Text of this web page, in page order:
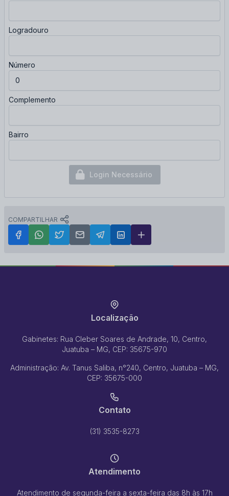
Logradouro
Número
Complemento
Bairro
Login Necessário
COMPARTILHAR
Localização
Gabinetes: Rua Cleber Soares de Andrade, 10, Centro,
Juatuba – MG, CEP: 35675-970
Administração: Av. Tanus Saliba, n°240, Centro, Juatuba – MG,
CEP: 35675-000
Contato
(31) 3535-8273
Atendimento
Atendimento de segunda-feira a sexta-feira das 8h às 17h